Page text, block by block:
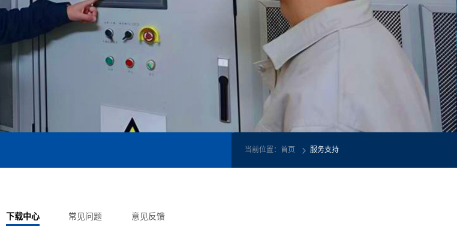
当前位置： 首页 服务支持
下载中心 常见问题 意见反馈